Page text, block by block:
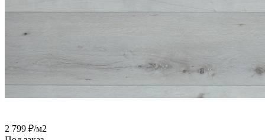
2 799 ₽/м2